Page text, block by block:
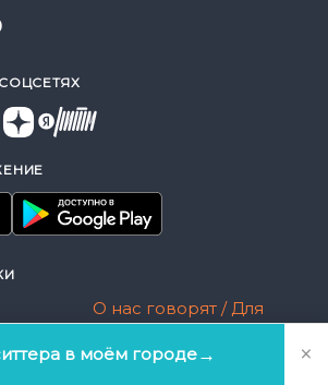
О нас говорят / Для
Журнал Догси
в моём городе→ ×